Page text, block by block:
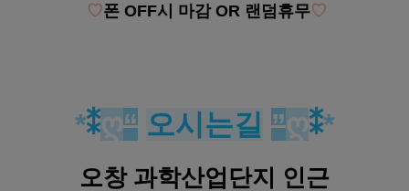
♡폰 OFF시 마감 OR 랜덤휴무♡
*⁑ღ“ 오시는길 ”ღ⁑*
오창 과학산업단지 인근